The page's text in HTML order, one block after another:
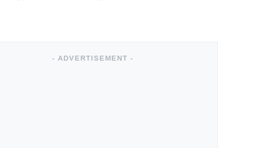
- ADVERTISEMENT -